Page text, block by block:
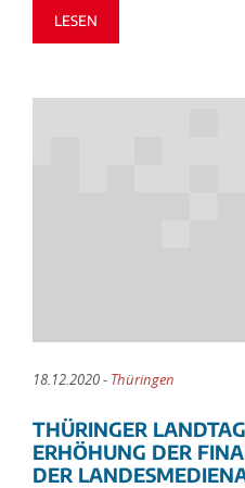
LESEN
18.12.2020 - Thüringen
THÜRINGER
ERHÖHUNG DER
DER